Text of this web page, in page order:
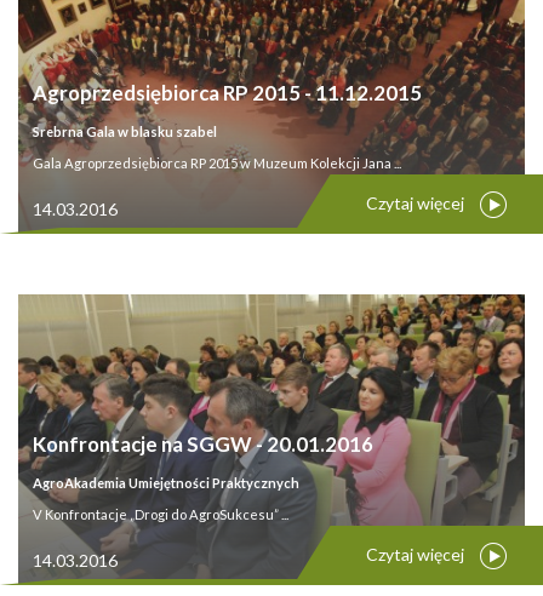
Agroprzedsiębiorca RP 2015 - 11.12.2015
Srebrna Gala w blasku szabel
Gala Agroprzedsiębiorca RP 2015 w Muzeum Kolekcji Jana ...
14.03.2016 Czytaj więcej
Konfrontacje na SGGW - 20.01.2016
AgroAkademia Umiejętności Praktycznych
V Konfrontacje „Drogi do AgroSukcesu” ...
14.03.2016 Czytaj więcej